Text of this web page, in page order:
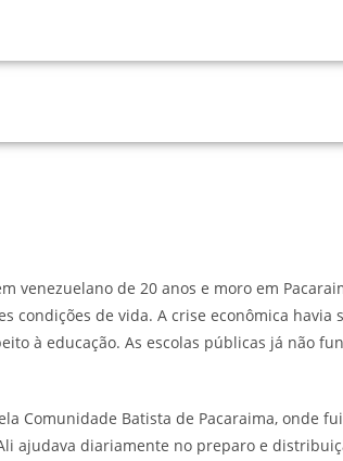
venezuelano de 20 anos e moro em
condições de vida. A crise econômica
à educação. As escolas públicas já não
Comunidade Batista de Pacaraima,
ajudava diariamente no preparo e